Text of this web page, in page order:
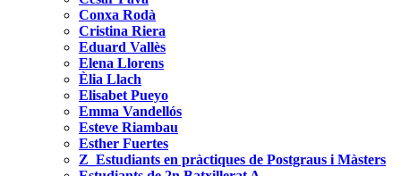
Conxa Rodà
Cristina Riera
Eduard Vallès
Elena Llorens
Èlia Llach
Elisabet Pueyo
Emma Vandellós
Esteve Riambau
Esther Fuertes
Z_Estudiants en pràctiques de Postgraus i Màsters